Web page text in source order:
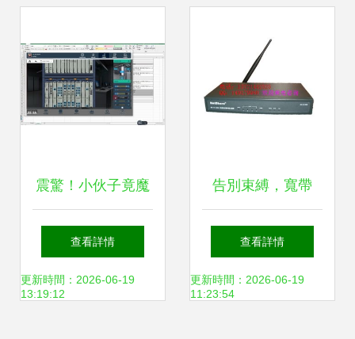
震驚！小伙子竟魔
改賓館網絡設備，
網速一夜飆升十倍
查看詳情
更新時間：2026-06-19
13:19:12
告別束縛，寬帶
VPN的進階之路
查看詳情
更新時間：2026-06-19
11:23:54